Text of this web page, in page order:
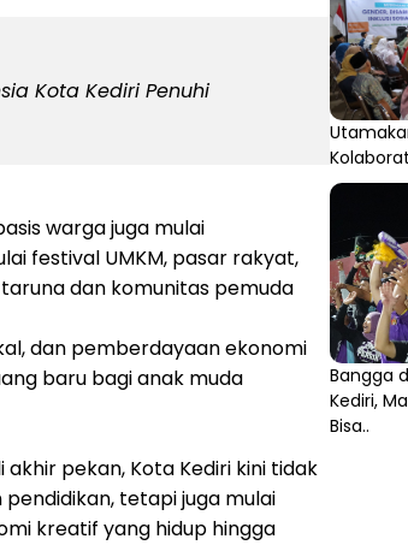
Kota Kediri Penuhi
warga juga mulai
festival UMKM, pasar rakyat,
dan komunitas pemuda
dan pemberdayaan ekonomi
baru bagi anak muda
pekan, Kota Kediri kini tidak
tetapi juga mulai
kreatif yang hidup hingga
Bangga
Kediri,
Bisa..